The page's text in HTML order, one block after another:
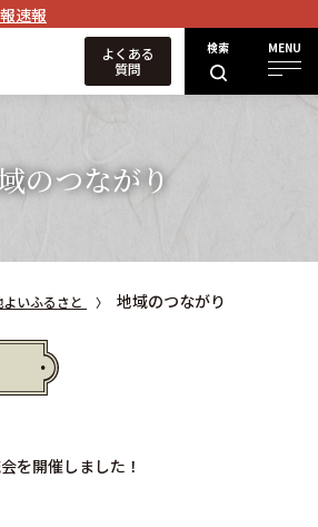
速報
検索 MENU
よくある
質問
のつながり
いふるさと 地域のつながり
を開催しました！